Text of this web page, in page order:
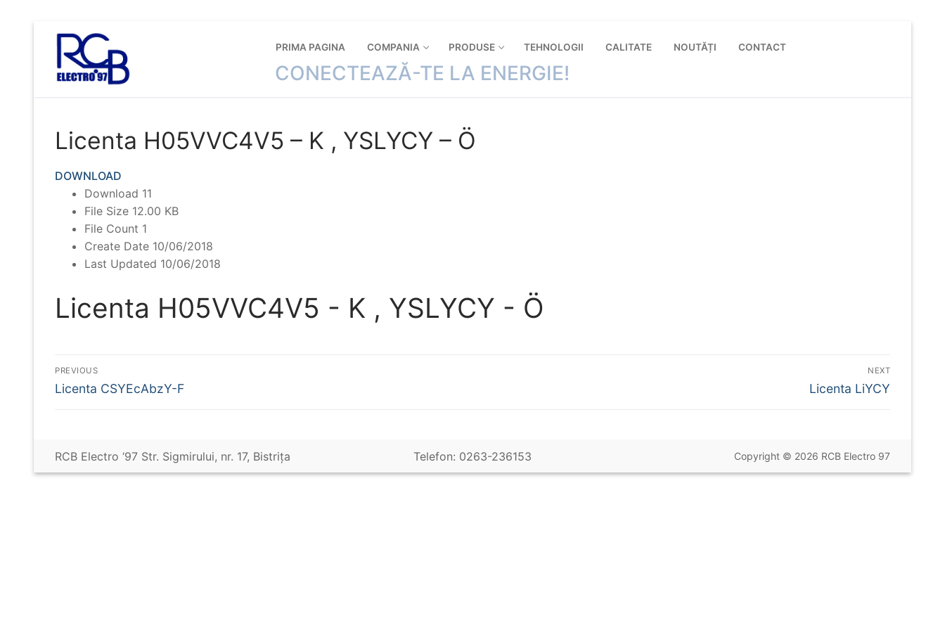
conținut
PRIMA PAGINA COMPANIA PRODUSE TEHNOLOGII CALITATE NOUTĂȚI CONTACT
CONECTEAZĂ-TE LA ENERGIE!
Licenta H05VVC4V5 – K , YSLYCY – Ö
DOWNLOAD
Download 11
File Size 12.00 KB
File Count 1
Create Date 10/06/2018
Last Updated 10/06/2018
Licenta H05VVC4V5 - K , YSLYCY - Ö
Navigare
în
PREVIOUS
Previous
Licenta CSYEcAbzY-F
NEXT
Next
Licenta LiYCY
RCB Electro ‘97 Str. Sigmirului, nr. 17, Bistriţa Telefon: 0263-236153 Copyright © 2026 RCB Electro 97